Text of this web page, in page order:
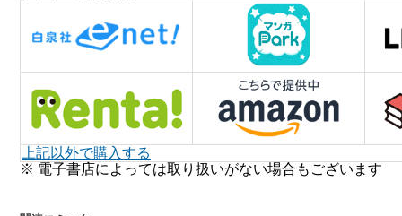
上記以外で購入する
※ 電子書店によっては取り扱いがない場合もございます